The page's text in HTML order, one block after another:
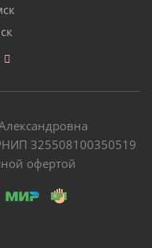
325508100350519
офертой